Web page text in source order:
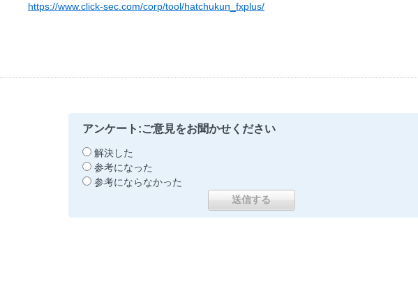
https://www.click-sec.com/corp/tool/hatchukun_fxplus/
アンケート:ご意見をお聞かせください
解決した
参考になった
参考にならなかった